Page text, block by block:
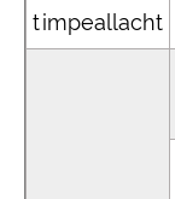
timpeallacht